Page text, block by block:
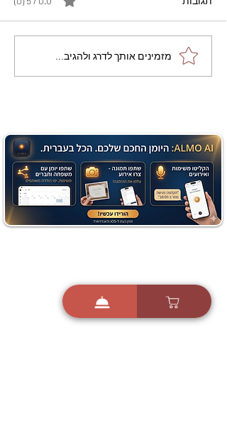
מתכון מנצח עוגת מייפל
שוקולד בחושה וקלה - זיוה
מזמינים אותך לדרג ולהגיב...